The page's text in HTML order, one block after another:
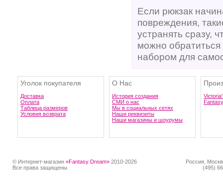
Если рюкзак
повреждения,
устранять сразу,
можно обратиться
набором для
Уголок покупателя
Доставка
Оплата
Таблица размеров
Условия возврата
О Нас
История создания
СМИ о нас
Мы в социальных сетях
Наши реквизиты
Наши магазины и шоурумы
© Интернет-магазин «Fantasy Dream» 2010-2026
Все права защищены.
Россия,
(495)